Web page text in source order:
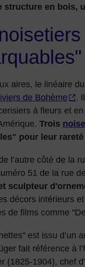
structure en bois,
aires, le linéaire
de Bohème .
à fleurs et
Trois
pour leur
l’autre côté de la
51 de la rue
sculpteur
décors intérieurs
de films comme
est issu d’un
fait référence à
(1825-1904), chef